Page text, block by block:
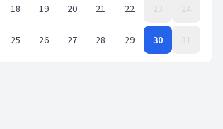
18 19 20 21 22 23 24
25 26 27 28 29 30 31